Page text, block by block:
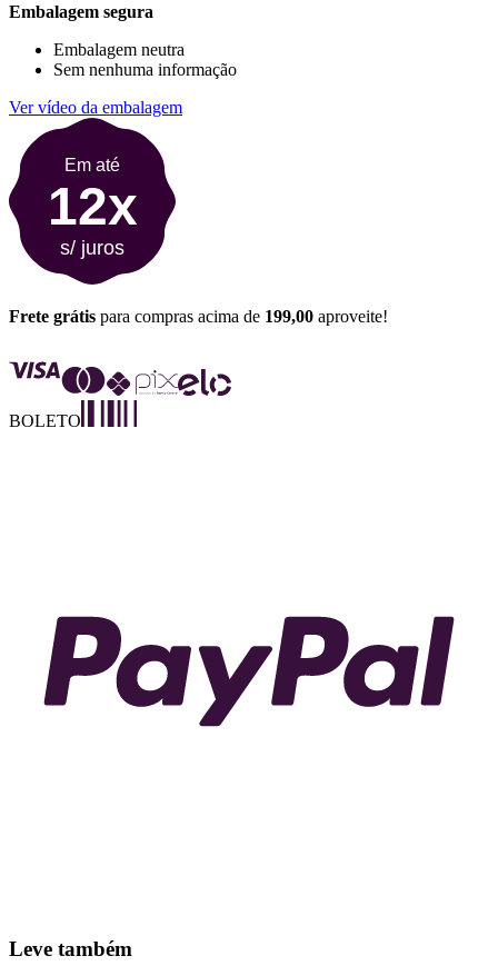
Embalagem segura
Embalagem neutra
Sem nenhuma informação
Ver vídeo da embalagem
Em até
12x
s/ juros
Frete grátis para compras acima de 199,00 aproveite!
BOLETO
Leve também